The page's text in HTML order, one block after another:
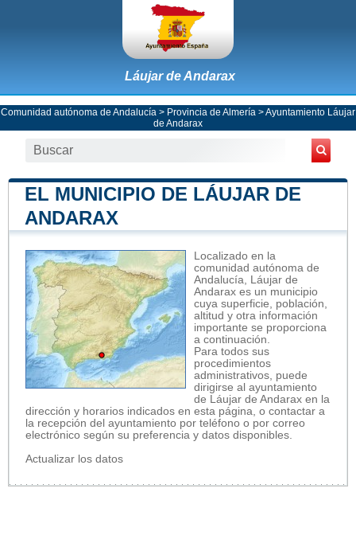
Láujar de Andarax
Comunidad autónoma de Andalucía > Provincia de Almería >Ayuntamiento Láujar
de Andarax
EL MUNICIPIO DE LÁUJAR DE
ANDARAX
Localizado en la
comunidad autónoma de
Andalucía, Láujar de
Andarax es un municipio
cuya superficie, población,
altitud y otra información
importante se proporciona
a continuación.
Para todos sus
procedimientos
administrativos, puede
dirigirse al ayuntamiento
de Láujar de Andarax en la
dirección y horarios indicados en esta página, o contactar a
la recepción del ayuntamiento por teléfono o por correo
electrónico según su preferencia y datos disponibles.
Actualizar los datos